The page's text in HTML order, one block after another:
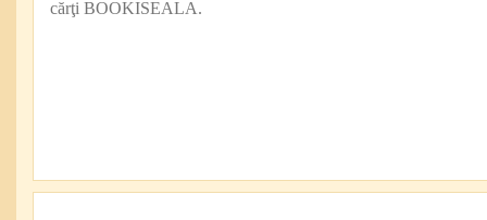
cărţi BOOKISEALA.